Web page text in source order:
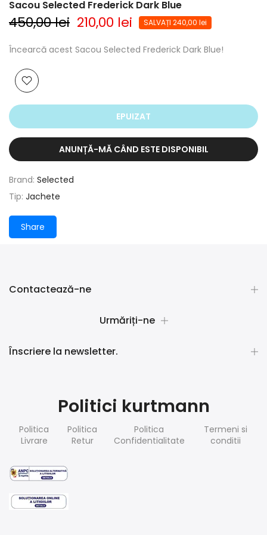
Sacou Selected Frederick Dark Blue
450,00 lei 210,00 lei SALVAȚI 240,00 lei
Încearcă acest Sacou Selected Frederick Dark Blue!
EPUIZAT
ANUNȚĂ-MĂ CÂND ESTE DISPONIBIL
Brand: Selected
Tip: Jachete
Share
Contactează-ne
Urmăriți-ne
Înscriere la newsletter.
Politici kurtmann
Politica
Livrare
Politica
Retur
Politica
Confidentialitate
Termeni si
conditii